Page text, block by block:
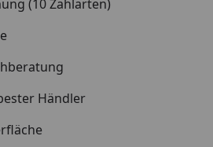
Zinkwanne
(10 Zahlarten)
Händler